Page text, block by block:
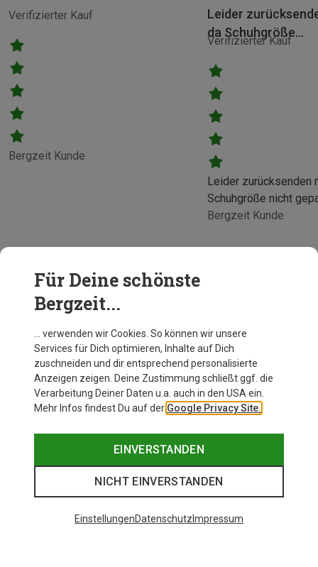
Bergzeit Kunde
Verifizierter Kauf
Bergzeit Kunde
Verifizierter Kauf
Leider
da Schuhgröße…
Leider zurücksenden
Schuhgröße nicht
Für Deine schönste
Bergzeit...
… verwenden wir Cookies. So können wir unsere
Services für Dich optimieren, Inhalte auf Dich
zuschneiden und dir entsprechend personalisierte
Anzeigen zeigen. Deine Zustimmung schließt ggf. die
Verarbeitung Deiner Daten u.a. auch in den USA ein.
Mehr Infos findest Du auf der Google Privacy Site.
EINVERSTANDEN
NICHT EINVERSTANDEN
EinstellungenDatenschutz Impressum